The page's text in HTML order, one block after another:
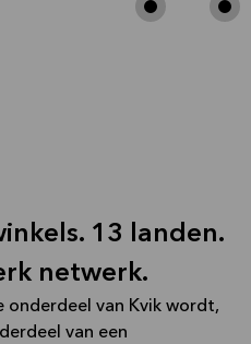
13 landen.
netwerk.
onderdeel van Kvik wordt,
van een